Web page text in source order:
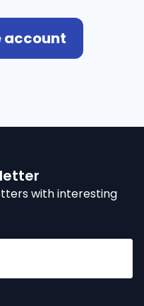
account
with interesting